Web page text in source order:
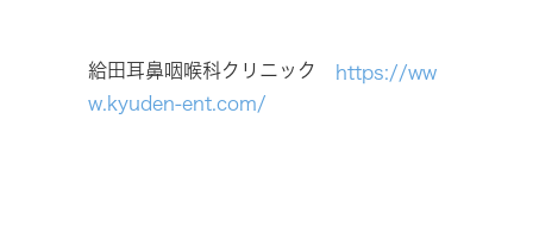
給田耳鼻咽喉科クリニック
https://ww
w.kyuden-ent.com/